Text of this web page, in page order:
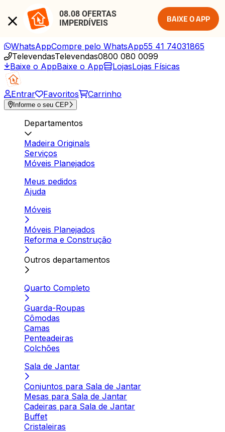
08.08 OFERTAS
IMPERDÍVEIS
BAIXE O APP
WhatsAppCompre pelo WhatsApp55 41 74031865
TelevendasTelevendas0800 080 0099
Baixe o AppBaixe o App LojasLojas Físicas
Entrar Favoritos Carrinho
Informe o seu CEP
Departamentos
Madeira Originals
Serviços
Móveis Planejados
Meus pedidos
Ajuda
Móveis
Móveis Planejados
Reforma e Construção
Outros departamentos
Quarto Completo
Guarda-Roupas
Cômodas
Camas
Penteadeiras
Colchões
Sala de Jantar
Conjuntos para Sala de Jantar
Mesas para Sala de Jantar
Cadeiras para Sala de Jantar
Buffet
Cristaleiras